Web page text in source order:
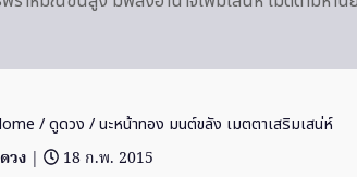
/ดูดวง / นะหน้าทอง มนต์ขลัง เมตตาเสริมเสน่ห์
วง |
18 ก.พ. 2015